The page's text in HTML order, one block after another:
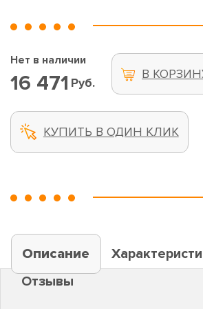
Нет в наличии
16 471 Руб.
В
КУПИТЬ В ОДИН КЛИК
Описание
Отзывы